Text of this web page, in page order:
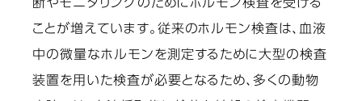
断やモニタリングのためにホルモン検査を受ける
ことが増えています。従来のホルモン検査は、血液
中の微量なホルモンを測定するために大型の検査
装置を用いた検査が必要となるため、多くの動物